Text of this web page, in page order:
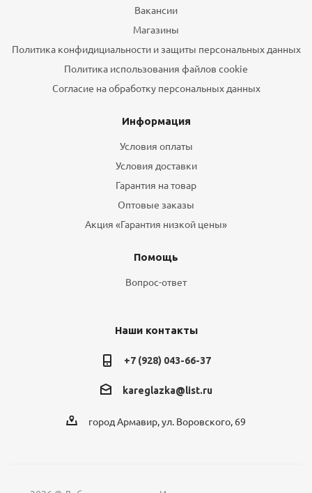
Вакансии
Магазины
Политика конфидициальности и защиты персональных данных
Политика использования файлов cookie
Согласие на обработку персональных данных
Информация
Условия оплаты
Условия доставки
Гарантия на товар
Оптовые заказы
Акция «Гарантия низкой цены»
Помощь
Вопрос-ответ
Наши контакты
+7 (928) 043-66-37
kareglazka@list.ru
город Армавир, ул. Воровского, 69